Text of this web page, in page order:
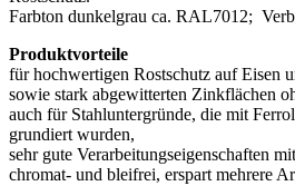
Farbton dunkelgrau ca. RAL7012;
Produktvorteile
für hochwertigen Rostschutz auf Eisen
sowie stark abgewitterten Zinkflächen
auch für Stahluntergründe, die mit
grundiert wurden,
sehr gute Verarbeitungseigenschaften
chromat- und bleifrei, erspart mehrere